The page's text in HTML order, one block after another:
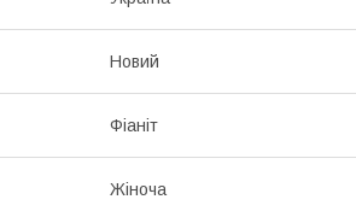
Новий
Фіаніт
Жіноча